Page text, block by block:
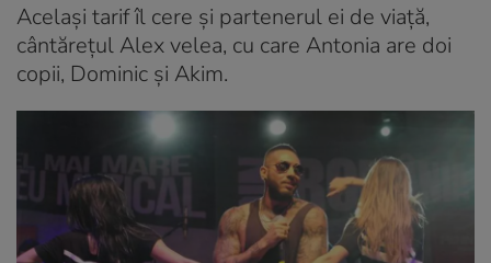
Același tarif îl cere și partenerul ei de viață,
cântărețul Alex velea, cu care Antonia are doi
copii, Dominic și Akim.